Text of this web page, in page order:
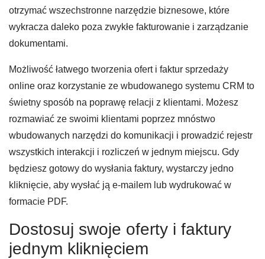
otrzymać wszechstronne narzędzie biznesowe, które
wykracza daleko poza zwykłe fakturowanie i zarządzanie
dokumentami.
Możliwość łatwego tworzenia ofert i faktur sprzedaży
online oraz korzystanie ze wbudowanego systemu CRM to
świetny sposób na poprawę relacji z klientami. Możesz
rozmawiać ze swoimi klientami poprzez mnóstwo
wbudowanych narzędzi do komunikacji i prowadzić rejestr
wszystkich interakcji i rozliczeń w jednym miejscu. Gdy
będziesz gotowy do wysłania faktury, wystarczy jedno
kliknięcie, aby wysłać ją e-mailem lub wydrukować w
formacie PDF.
Dostosuj swoje oferty i faktury
jednym kliknięciem